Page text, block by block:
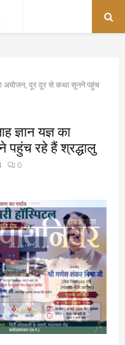
अयोजन, दूर दूर से कथा सुनने पहुंच
ज्ञान यज्ञ का
रहे हैं श्रद्धालु
0